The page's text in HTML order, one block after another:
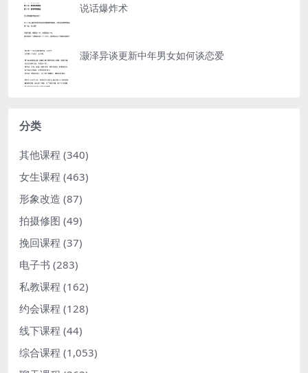
说话爆炸术
灏泽异谈更新中年男女如何谈恋爱
分类
其他课程 (340)
女生课程 (463)
形象改造 (87)
拍摄修图 (49)
挽回课程 (37)
电子书 (283)
私教课程 (162)
约会课程 (128)
线下课程 (44)
综合课程 (1,053)